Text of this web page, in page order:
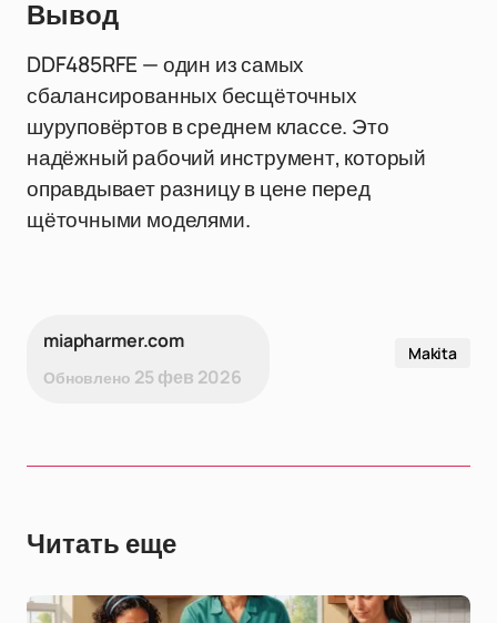
Вывод
DDF485RFE — один из самых
сбалансированных бесщёточных
шуруповёртов в среднем классе. Это
надёжный рабочий инструмент, который
оправдывает разницу в цене перед
щёточными моделями.
miapharmer.com
Обновлено 25 фев 2026
Makita
Читать еще